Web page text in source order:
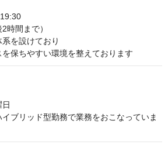
時間まで）
を設けており
保ちやすい環境を整えております
ブリッド型勤務で業務をおこなっていま